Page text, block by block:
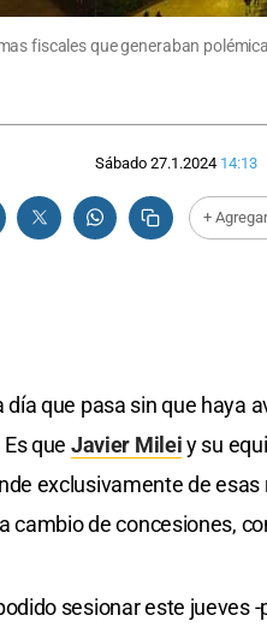
fiscales que generaban
Sábado 27.1.2024 14:13
+
día que pasa sin que haya
que Javier Mileiy su
exclusivamente de
cambio de concesiones,
sesionar este jueves